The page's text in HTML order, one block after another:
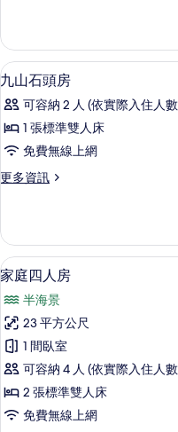
有
相
片
雙
人
房
的
詳
顯
示
九
山
頭
的
所
有
相
片
8
九山石頭房
可容納 2 人 (依實際入住人
1 張標準雙人床
免費無線上網
更多資訊
更
石
頭
房
的
詳
情
顯
示
家
庭
四
人
房
20
家庭四人房
半海景
23 平方公尺
1 間臥室
可容納 4 人 (依實際入住人
2 張標準雙人床
免費無線上網